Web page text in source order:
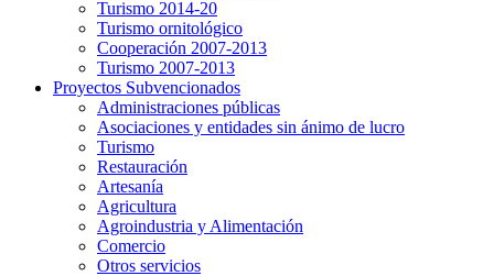
Turismo 2014-20
Turismo ornitológico
Cooperación 2007-2013
Turismo 2007-2013
Proyectos Subvencionados
Administraciones públicas
Asociaciones y entidades sin ánimo de lucro
Turismo
Restauración
Artesanía
Agricultura
Agroindustria y Alimentación
Comercio
Otros servicios